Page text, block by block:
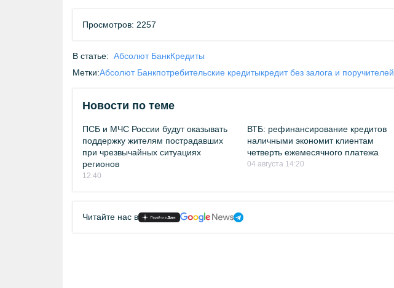
Просмотров: 2257
В статье: Абсолют БанкКредиты
Метки:Абсолют Банкпотребительские кредитыкредит без залога и поручителей
Новости по теме
ПСБ и МЧС России будут оказывать
поддержку жителям пострадавших
при чрезвычайных ситуациях
регионов
12:40
ВТБ: рефинансирование кредитов
наличными экономит клиентам
четверть ежемесячного платежа
04 августа 14:20
Читайте нас в